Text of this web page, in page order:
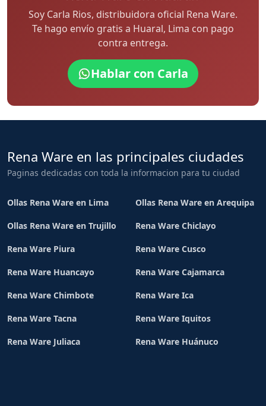
Soy Carla Rios, distribuidora oficial Rena Ware.
Te hago envío gratis a Huaral, Lima con pago
contra entrega.
Hablar con Carla
Rena Ware en las principales ciudades
Paginas dedicadas con toda la informacion para tu ciudad
Ollas Rena Ware en Lima Ollas Rena Ware en Arequipa
Ollas Rena Ware en Trujillo Rena Ware Chiclayo
Rena Ware Piura Rena Ware Cusco
Rena Ware Huancayo Rena Ware Cajamarca
Rena Ware Chimbote Rena Ware Ica
Rena Ware Tacna Rena Ware Iquitos
Rena Ware Juliaca Rena Ware Huánuco